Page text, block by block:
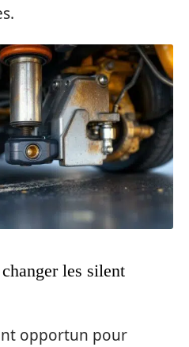
les silent
opportun pour